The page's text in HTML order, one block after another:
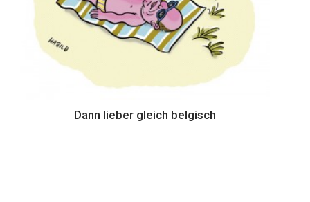
Dann lieber gleich belgisch